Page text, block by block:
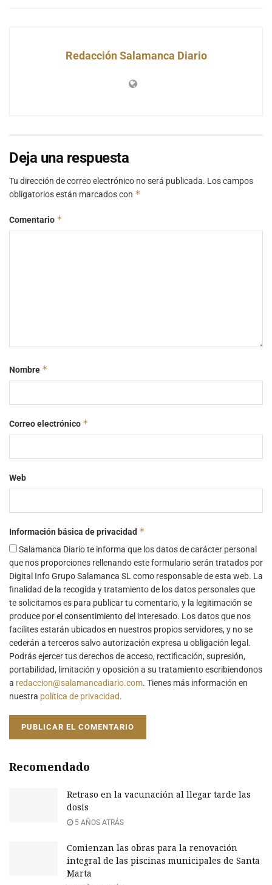
Redacción Salamanca Diario
Deja una respuesta
Tu dirección de correo electrónico no será publicada. Los campos
obligatorios están marcados con *
Comentario *
Nombre *
Correo electrónico *
Web
Información básica de privacidad *
Salamanca Diario te informa que los datos de carácter personal
que nos proporciones rellenando este formulario serán tratados por
Digital Info Grupo Salamanca SL como responsable de esta web. La
finalidad de la recogida y tratamiento de los datos personales que
te solicitamos es para publicar tu comentario, y la legitimación se
produce por el consentimiento del interesado. Los datos que nos
facilites estarán ubicados en nuestros propios servidores, y no se
cederán a terceros salvo autorización expresa u obligación legal.
Podrás ejercer tus derechos de acceso, rectificación, supresión,
portabilidad, limitación y oposición a su tratamiento escribiendonos
a redaccion@salamancadiario.com. Tienes más información en
nuestra política de privacidad.
Recomendado
Retraso en la vacunación al llegar tarde las
dosis
5 AÑOS ATRÁS
Comienzan las obras para la renovación
integral de las piscinas municipales de Santa
Marta